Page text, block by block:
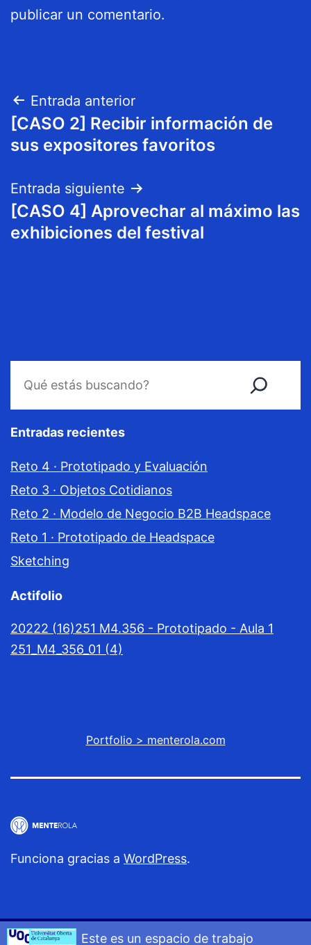
publicar un comentario.
Navegación
de
Entrada anterior
[CASO 2] Recibir información de
sus expositores favoritos
Entrada siguiente
[CASO 4] Aprovechar al máximo las
exhibiciones del festival
Entradas recientes
Reto 4 · Prototipado y Evaluación
Reto 3 · Objetos Cotidianos
Reto 2 · Modelo de Negocio B2B Headspace
Reto 1 · Prototipado de Headspace
Sketching
Actifolio
20222 (16)251 M4.356 - Prototipado - Aula 1
251_M4_356_01 (4)
Portfolio > menterola.com
Funciona gracias a WordPress.
Este es un espacio de trabajo